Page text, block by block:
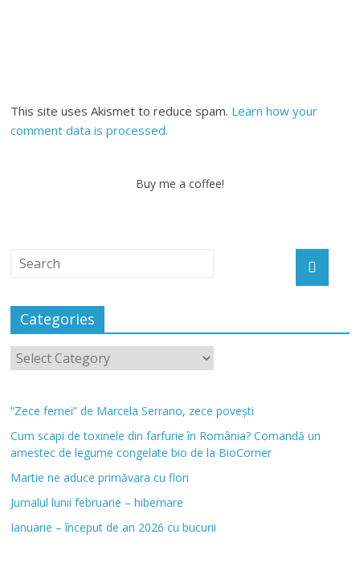
This site uses Akismet to reduce spam. Learn how your
comment data is processed.
Buy me a coffee!
Categories
”Zece femei” de Marcela Serrano, zece povești
Cum scapi de toxinele din farfurie în România? Comandă un
amestec de legume congelate bio de la BioCorner
Martie ne aduce primăvara cu flori
Jurnalul lunii februarie – hibernare
Ianuarie – început de an 2026 cu bucurii